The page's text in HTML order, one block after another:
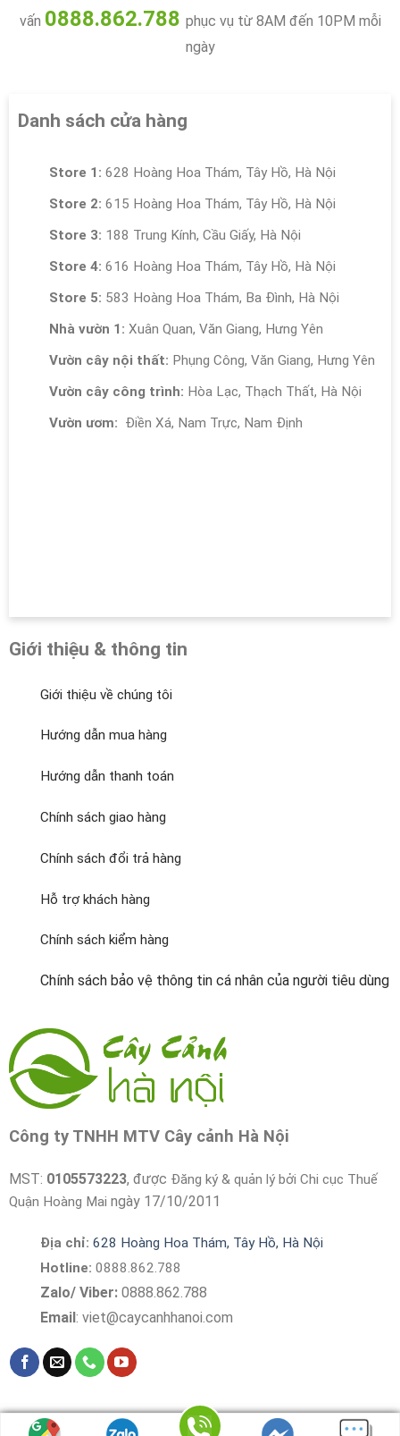
vấn 0888.862.788 phục vụ từ 8AM đến 10PM mỗi
ngày
Danh sách cửa hàng
Store 1: 628 Hoàng Hoa Thám, Tây Hồ, Hà Nội
Store 2: 615 Hoàng Hoa Thám, Tây Hồ, Hà Nội
Store 3: 188 Trung Kính, Cầu Giấy, Hà Nội
Store 4: 616 Hoàng Hoa Thám, Tây Hồ, Hà Nội
Store 5: 583 Hoàng Hoa Thám, Ba Đình, Hà Nội
Nhà vườn 1: Xuân Quan, Văn Giang, Hưng Yên
Vườn cây nội thất: Phụng Công, Văn Giang, Hưng Yên
Vườn cây công trình: Hòa Lạc, Thạch Thất, Hà Nội
Vườn ươm: Điền Xá, Nam Trực, Nam Định
Giới thiệu & thông tin
Giới thiệu về chúng tôi
Hướng dẫn mua hàng
Hướng dẫn thanh toán
Chính sách giao hàng
Chính sách đổi trả hàng
Hỗ trợ khách hàng
Chính sách kiểm hàng
Chính sách bảo vệ thông tin cá nhân của người tiêu dùng
Công ty TNHH MTV Cây cảnh Hà Nội
MST: 0105573223, được Đăng ký & quản lý bởi Chi cục Thuế
Quận Hoàng Mai ngày 17/10/2011
Địa chỉ: 628 Hoàng Hoa Thám, Tây Hồ, Hà Nội
Hotline: 0888.862.788
Zalo/ Viber:0888.862.788
Email: viet@caycanhhanoi.com